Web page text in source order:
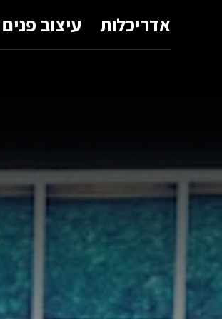
אדריכלות עיצוב פנים